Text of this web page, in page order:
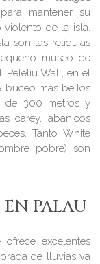
mantener su
violento de la isla.
son las reliquias
museo de
Peleliu Wall, en el
buceo más bellos
de 300 metros y
carey, abanicos
Tanto White
pobre) son
PALAU
excelentes
de lluvias va